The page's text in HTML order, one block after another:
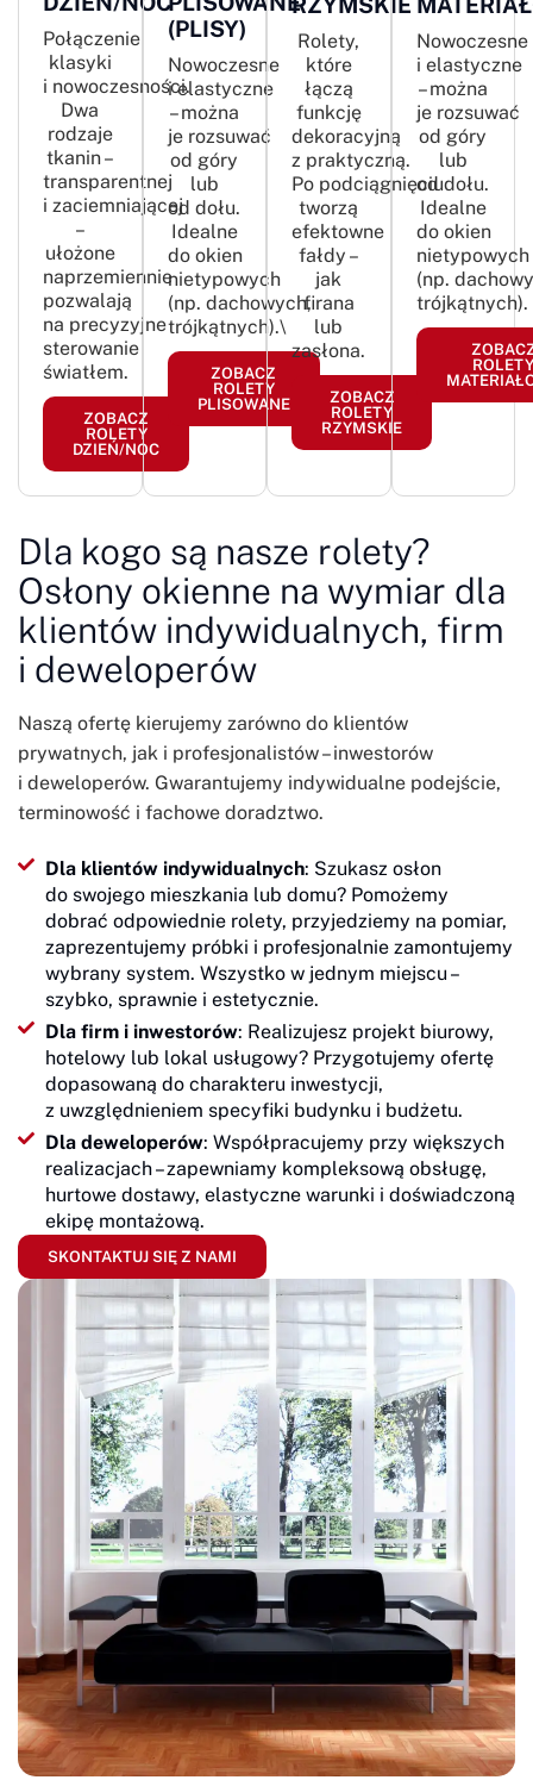
Połączenie
klasyki
i nowoczesności.
Dwa
rodzaje
tkanin –
transparentnej
i zaciemniającej
–
ułożone
naprzemiennie
pozwalają
na precyzyjne
sterowanie
światłem.
ZOBACZ
ROLETY
DZIEŃ/NOC
(PLISY)
Nowoczesne
i elastyczne
– można
je rozsuwać
od góry
lub
od dołu.
Idealne
do okien
nietypowych
(np. dachowych,
trójkątnych).\
ZOBACZ
ROLETY
PLISOWANE
Rolety,
które
łączą
funkcję
dekoracyjną
z praktyczną.
Po podciągnięciu
tworzą
efektowne
fałdy –
jak
firana
lub
zasłona.​
ZOBACZ
ROLETY
RZYMSKIE
Nowoczesne
i elastyczne
– można
je rozsuwać
od góry
lub
od dołu.
Idealne
do okien
nietypowych
(np.
trójkątnych).
ROLETY
Dla kogo są nasze rolety?
Osłony okienne na wymiar dla
klientów indywidualnych, firm
i deweloperów
Naszą ofertę kierujemy zarówno do klientów
prywatnych, jak i profesjonalistów – inwestorów
i deweloperów. Gwarantujemy indywidualne podejście,
terminowość i fachowe doradztwo.
Dla klientów indywidualnych: Szukasz osłon
do swojego mieszkania lub domu? Pomożemy
dobrać odpowiednie rolety, przyjedziemy na pomiar,
zaprezentujemy próbki i profesjonalnie zamontujemy
wybrany system. Wszystko w jednym miejscu –
szybko, sprawnie i estetycznie.
Dla firm i inwestorów: Realizujesz projekt biurowy,
hotelowy lub lokal usługowy? Przygotujemy ofertę
dopasowaną do charakteru inwestycji,
z uwzględnieniem specyfiki budynku i budżetu.
Dla deweloperów: Współpracujemy przy większych
realizacjach – zapewniamy kompleksową obsługę,
hurtowe dostawy, elastyczne warunki i doświadczoną
ekipę montażową.
SKONTAKTUJ SIĘ Z NAMI